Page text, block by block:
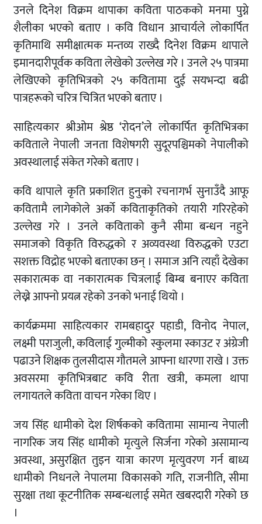
उनले दिनेश विक्रम थापाका कविता पाठकको मनमा पुग्ने
शैलीका भएकाे बताए । कवि विधान आचार्यले लोकार्पित
कृतिमाथि समीक्षात्मक मन्तव्य राख्दै दिनेश विक्रम थापाले
इमानदारीपूर्वक कविता लेखेको उल्लेख गरे । उनले २५ पात्रमा
लेखिएको कृतिभित्रको २५ कवितामा दुई सयभन्दा बढी
पात्रहरूको चरित्र चित्रित भएको बताए ।
साहित्यकार श्रीओम श्रेष्ठ ‘रोदन’ले लोकार्पित कृतिभित्रका
कविताले नेपाली जनता विशेषगरी सुदूरपश्चिमको नेपालीको
अवस्थालाई संकेत गरेको बताए ।
कवि थापाले कृति प्रकाशित हुनुको रचनागर्भ सुनाउँदै आफू
कवितामै लागेकोले अर्को कविताकृतिको तयारी गरिरहेको
उल्लेख गरे । उनले कविताको कुनै सीमा बन्धन नहुने
समाजको विकृति विरुद्धको र अव्यवस्था विरुद्धको एउटा
सशक्त विद्रोह भएकाे बताएका छन् । समाज अनि त्यहाँ देखेका
सकारात्मक वा नकारात्मक चित्रलाई बिम्ब बनाएर कविता
लेख्ने आफ्नाे प्रयत्न रहेको उनकाे भनाई थियाे ।
कार्यक्रममा साहित्यकार रामबहादुर पहाडी, विनोद नेपाल,
लक्ष्मी पराजुली, कविलाई गुल्मीकाे स्कुलमा स्काउट र अंग्रेजी
पढाउने शिक्षक तुलसीदास गौतमले आफ्ना धारणा राखे । उक्त
अवसरमा कृतिभित्रबाट कवि रीता खत्री, कमला थापा
लगायतले कविता वाचन गरेका थिए ।
जय सिंह धामीको देश शिर्षककाे कवितामा सामान्य नेपाली
नागरिक जय सिंह धामीको मृत्युले सिर्जना गरेको असामान्य
अवस्था, असुरक्षित तुइन यात्रा कारण मृत्युवरण गर्न बाध्य
धामीको निधनले नेपालमा विकासको गति, राजनीति, सीमा
सुरक्षा तथा कूटनीतिक सम्बन्धलाई समेत खबरदारी गरेको छ
।